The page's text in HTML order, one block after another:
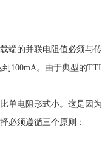
的并联电阻值必须与
100mA。由于典型的
电阻形式小。这是因
必须遵循三个原则：